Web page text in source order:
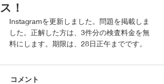
ス！
Instagramを更新しました。問題を掲載しま
した。正解した方は、3件分の検査料金を無
料にします。期限は、28日正午までです。
コメント